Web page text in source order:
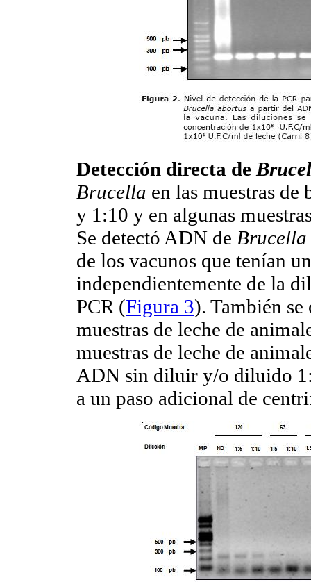
Detección directa de
Brucella en las muestras
y 1:10 y en algunas
Se detectó ADN de
de los vacunos que tenían
independientemente de la
PCR (Figura 3). También
muestras de leche de
muestras de leche de
ADN sin diluir y/o diluido
a un paso adicional de